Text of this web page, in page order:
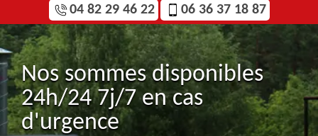
04 82 29 46 22 06 36 37 18 87
Nos sommes disponibles
24h/24 7j/7 en cas
d'urgence